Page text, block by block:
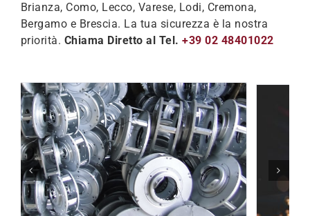
Brianza, Como, Lecco, Varese, Lodi, Cremona,
Bergamo e Brescia. La tua sicurezza è la nostra
priorità. Chiama Diretto al Tel.+39 02 48401022